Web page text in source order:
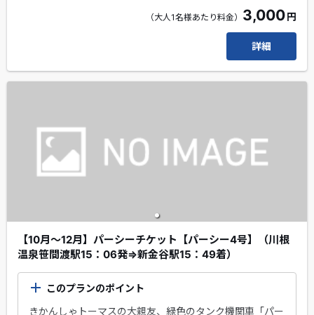
線路を駆け抜けるパーシーの、力強い走りをぜひお楽しみ
（大人1名様あたり料金） 3,000円
詳細
【10月～12月】パーシーチケット【パーシー4号】（川根
温泉笹間渡駅15：06発⇒新金谷駅15：49着）
このプランのポイント
きかんしゃトーマスの大親友、緑色のタンク機関車「パー